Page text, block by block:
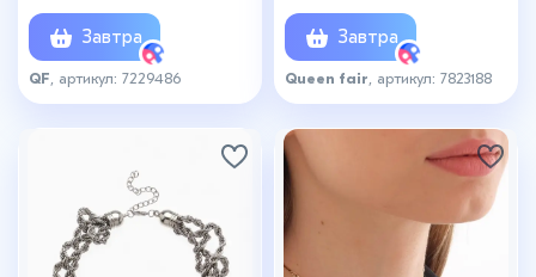
Завтра
QF , артикул: 7229486
Завтра
Queen fair , артикул: 7823188